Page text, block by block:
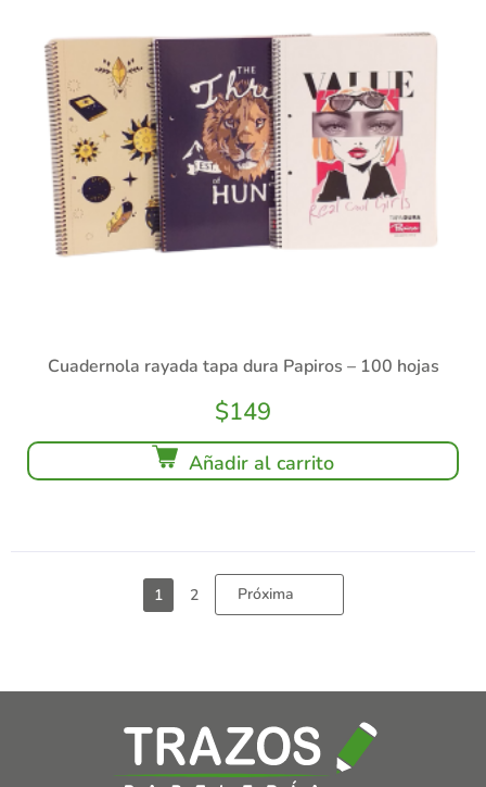
Cuadernola rayada tapa dura Papiros – 100 hojas
$149
Añadir al carrito
1 2 Próxima